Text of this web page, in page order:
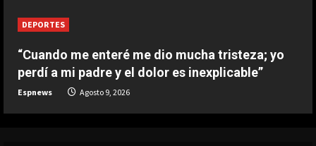
DEPORTES
“Cuando me enteré me dio mucha tristeza; yo
perdí a mi padre y el dolor es inexplicable”
Espnews Agosto 9, 2026